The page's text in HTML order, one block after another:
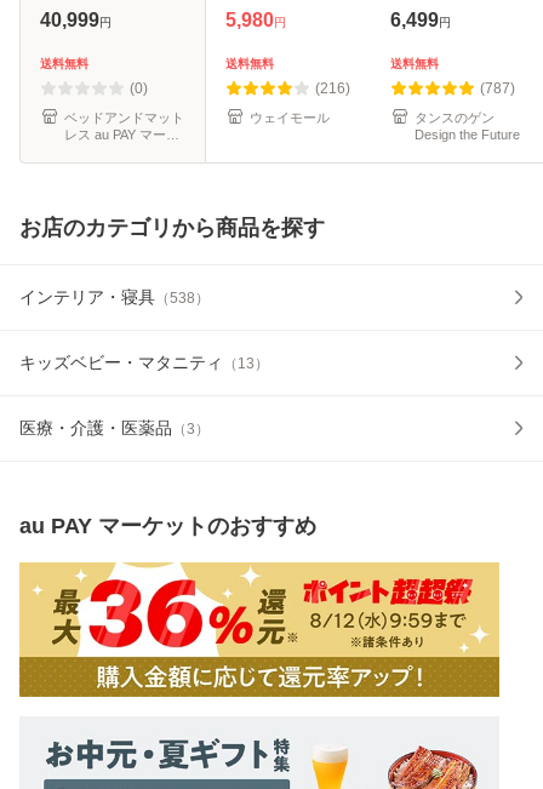
リング MR300PR
クト梱包
40,999円
送料無料
(0)
ベッドアンドマット
レス au PAY マーケ
190N 極厚 10cm
みつ折り 高反発マ
ット 折り畳み マッ
ト ベッド
5,980円
送料無料
(216)
ウェイモール
える マットレス シ
反発 洗えるカバー
軽量 マットレス 三
つ折
6,499円
送料無料
(787)
タンスのゲン
Design the Future
お店のカテゴリから商品を探す
インテリア・寝具 （538 ）
キッズベビー・マタニティ （ 13 ）
医療・介護・医薬品 （3 ）
au PAY マーケットのおすすめ